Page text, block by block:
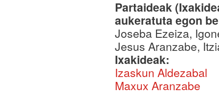
Partaideak
aukeratuta egon
Joseba Ezeiza,
Jesus Aranzabe,
Ixakideak:
Izaskun Aldezabal
Maxux Aranzabe